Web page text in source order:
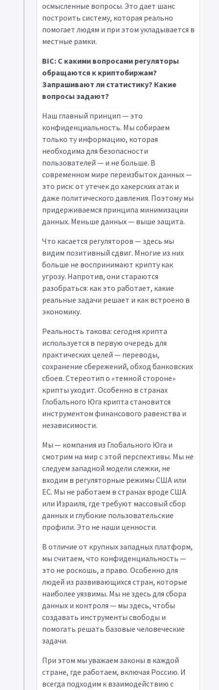
осмысленные вопросы. Это дает шанс
построить систему, которая реально
помогает людям и при этом укладывается в
местные рамки.
BIC: С какими вопросами регуляторы
обращаются к криптобиржам?
Запрашивают ли статистику? Какие
вопросы задают?
Наш главный принцип — это
конфиденциальность. Мы собираем
только ту информацию, которая
необходима для безопасности
пользователей — и не больше. В
современном мире переизбыток данных —
это риск: от утечек до хакерских атак и
даже политического давления. Поэтому мы
придерживаемся принципа минимизации
данных. Меньше данных — выше защита.
Что касается регуляторов — здесь мы
видим позитивный сдвиг. Многие из них
больше не воспринимают крипту как
угрозу. Напротив, они стараются
разобраться: как это работает, какие
реальные задачи решает и как встроено в
экономику.
Реальность такова: сегодня крипта
используется в первую очередь для
практических целей — переводы,
сохранение сбережений, обход банковских
сбоев. Стереотип о «темной стороне»
крипты уходит. Особенно в странах
Глобального Юга крипта становится
инструментом финансового равенства и
независимости.
Мы — компания из Глобального Юга и
смотрим на мир с этой перспективы. Мы не
следуем западной модели слежки, не
входим в регуляторные режимы США или
ЕС. Мы не работаем в странах вроде США
или Израиля, где требуют массовый сбор
данных и глубокие пользовательские
профили. Это не наши ценности.
В отличие от крупных западных платформ,
мы считаем, что конфиденциальность —
это не роскошь, а право. Особенно для
людей из развивающихся стран, которые
наиболее уязвимы. Мы не здесь для сбора
данных и контроля — мы здесь, чтобы
создавать инструменты свободы и
помогать решать базовые человеческие
задачи.
При этом мы уважаем законы в каждой
стране, где работаем, включая Россию. И
всегда подходим к взаимодействию с